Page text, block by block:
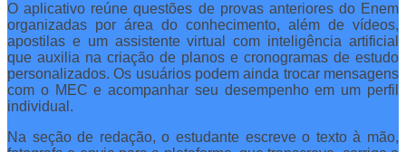
O aplicativo reúne questões de provas anteriores do Enem
organizadas por área do conhecimento, além de vídeos,
apostilas e um assistente virtual com inteligência artificial
que auxilia na criação de planos e cronogramas de estudo
personalizados. Os usuários podem ainda trocar mensagens
com o MEC e acompanhar seu desempenho em um perfil
individual.
Na seção de redação, o estudante escreve o texto à mão,